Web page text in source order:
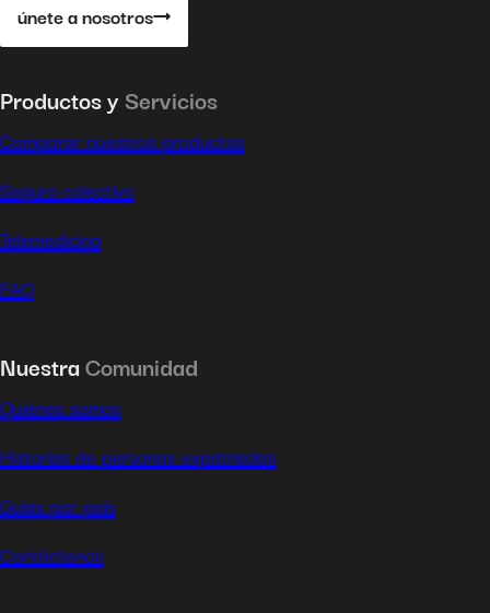
únete a nosotros
Productos y Servicios
Comparar nuestros productos
Seguro colectivo
Telemedicina
FAQ
NuestraComunidad
Quiénes somos
Historias de personas expatriadas
Guías por país
Contáctenos